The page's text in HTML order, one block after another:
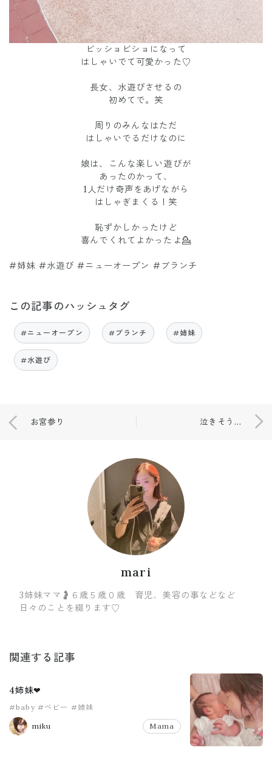
ビッショビショになって
はしゃいでて可愛かった♡
長女、水遊びさせるの
初めてで。笑
周りのみんなはただ
はしゃいでるだけなのに
娘は、こんな楽しい遊びが
あったのかって、
1人だけ奇声をあげながら
はしゃぎまくる！笑
恥ずかしかったけど
喜んでくれてよかったよ💁
#姉妹 #水遊び #ニューオープン #ブランチ
この記事のハッシュタグ
#ニューオープン #ブランチ #姉妹
#水遊び
お宮参り 泣きそう…
mari
3姉妹ママ🤰６歳５歳０歳 育児、美容の事などなど
日々のことを綴ります♡
関連する記事
4姉妹❤︎
#baby #ベビー #姉妹
miku Mama